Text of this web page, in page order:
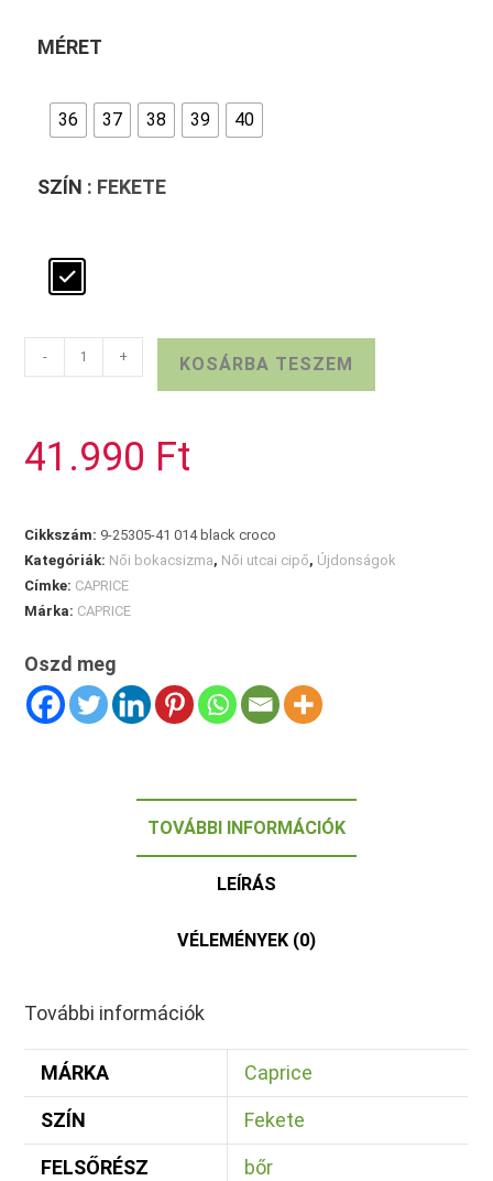
MÉRET
36 37 38 39 40
SZÍN : FEKETE
CAPRICE
fekete
mennyiség
- + KOSÁRBA TESZEM
41.990 Ft
Cikkszám: 9-25305-41 014 black croco
Kategóriák: Női bokacsizma, Női utcai cipő, Újdonságok
Címke: CAPRICE
Márka: CAPRICE
Oszd meg
TOVÁBBI INFORMÁCIÓK
LEÍRÁS
VÉLEMÉNYEK (0)
További információk
MÁRKA Caprice
SZÍN Fekete
FELSŐRÉSZ
bőr